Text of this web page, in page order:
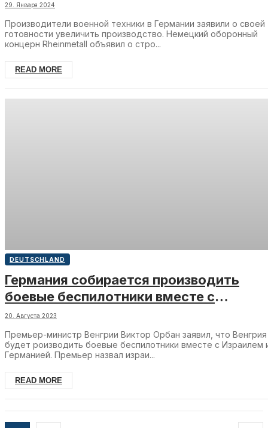
29. Января 2024
Производители военной техники в Германии заявили о своей
готовности увеличить производство. Немецкий оборонный
концерн Rheinmetall объявил о стро...
READ MORE
DEUTSCHLAND
Германия собирается производить
боевые беспилотники вместе с
Венгрией и Израилем
20. Августа 2023
Премьер-министр Венгрии Виктор Орбан заявил, что Венгрия
будет роизводить боевые беспилотники вместе с Израилем
Германией. Премьер назвал израи...
READ MORE